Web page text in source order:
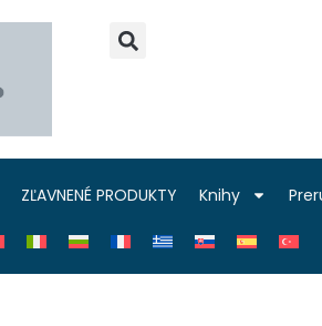
ZĽAVNENÉ PRODUKTY Knihy